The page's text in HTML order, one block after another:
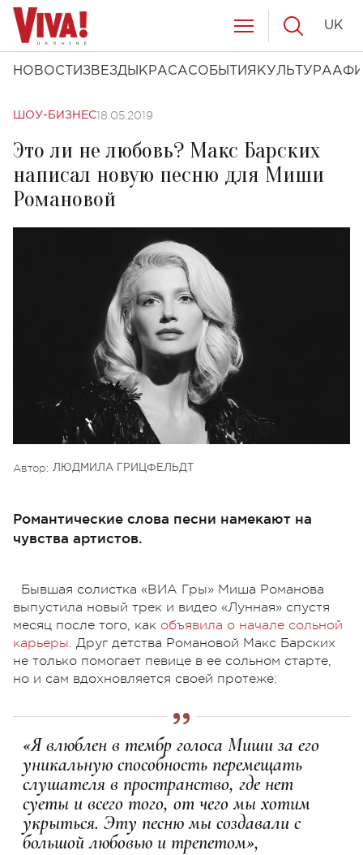
НОВОСТИ ЗВЕЗДЫ КРАСАСОБЫТИЯ КУЛЬТУРА
UK
ШОУ-БИЗНЕС18.05.2019
Это ли не любовь? Макс Барских
написал новую песню для Миши
Романовой
Автор: ЛЮДМИЛА ГРИЦФЕЛЬДТ
Романтические слова песни намекают на
чувства артистов.
Бывшая солистка «ВИА Гры» Миша Романова
выпустила новый трек и видео «Лунная» спустя
месяц после того, как объявила о начале сольной
карьеры. Друг детства Романовой Макс Барских
не только помогает певице в ее сольном старте,
но и сам вдохновляется своей протеже:
«Я влюблен в тембр голоса Миши за его
уникальную способность перемещать
слушателя в пространство, где нет
суеты и всего того, от чего мы хотим
укрыться. Эту песню мы создавали с
большой любовью и трепетом»,